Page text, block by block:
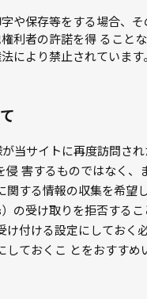
や保存等をする場合、
利者の許諾を得 ること
により禁止されています。
当サイトに再度訪問さ
侵 害するものではなく
関する情報の収集を希
の受け取りを拒否する
け付ける設定にしてお
しておくこ とをおすす